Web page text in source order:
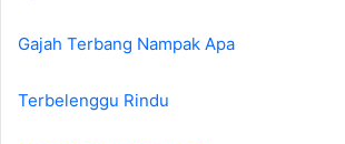
Gajah Terbang Nampak Apa
Terbelenggu Rindu